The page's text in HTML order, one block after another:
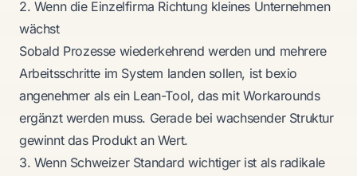
2. Wenn die Einzelfirma Richtung kleines Unternehmen
wächst
Sobald Prozesse wiederkehrend werden und mehrere
Arbeitsschritte im System landen sollen, ist bexio
angenehmer als ein Lean-Tool, das mit Workarounds
ergänzt werden muss. Gerade bei wachsender Struktur
gewinnt das Produkt an Wert.
3. Wenn Schweizer Standard wichtiger ist als radikale